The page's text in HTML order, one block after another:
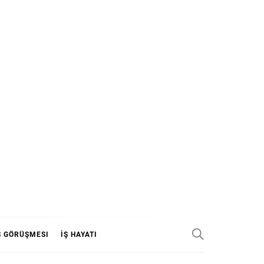
GÖRÜŞMESI İŞ HAYATI